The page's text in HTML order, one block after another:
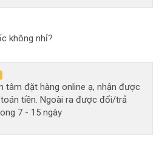
không nhỉ?
tâm đặt hàng online ạ, nhận được
tiền. Ngoài ra được đổi/trả
7 - 15 ngày